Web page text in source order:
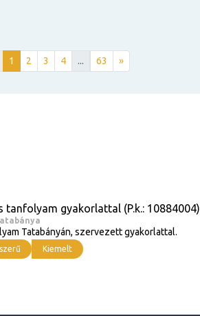
1 2 3 4 ... 63 »
tanfolyam gyakorlattal (P.k.: 10884004)
Tatabányán, szervezett gyakorlattal.
Kiemelt